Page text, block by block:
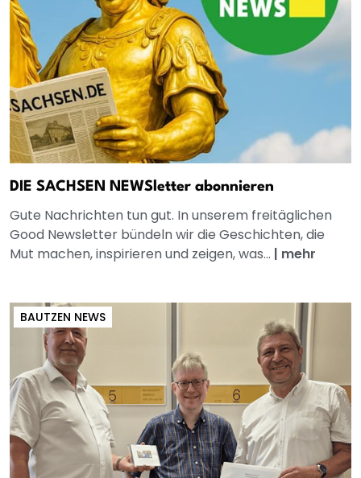
DIE SACHSEN NEWSletter abonnieren
Gute Nachrichten tun gut. In unserem freitäglichen
Good Newsletter bündeln wir die Geschichten, die
Mut machen, inspirieren und zeigen, was... | mehr
BAUTZEN NEWS